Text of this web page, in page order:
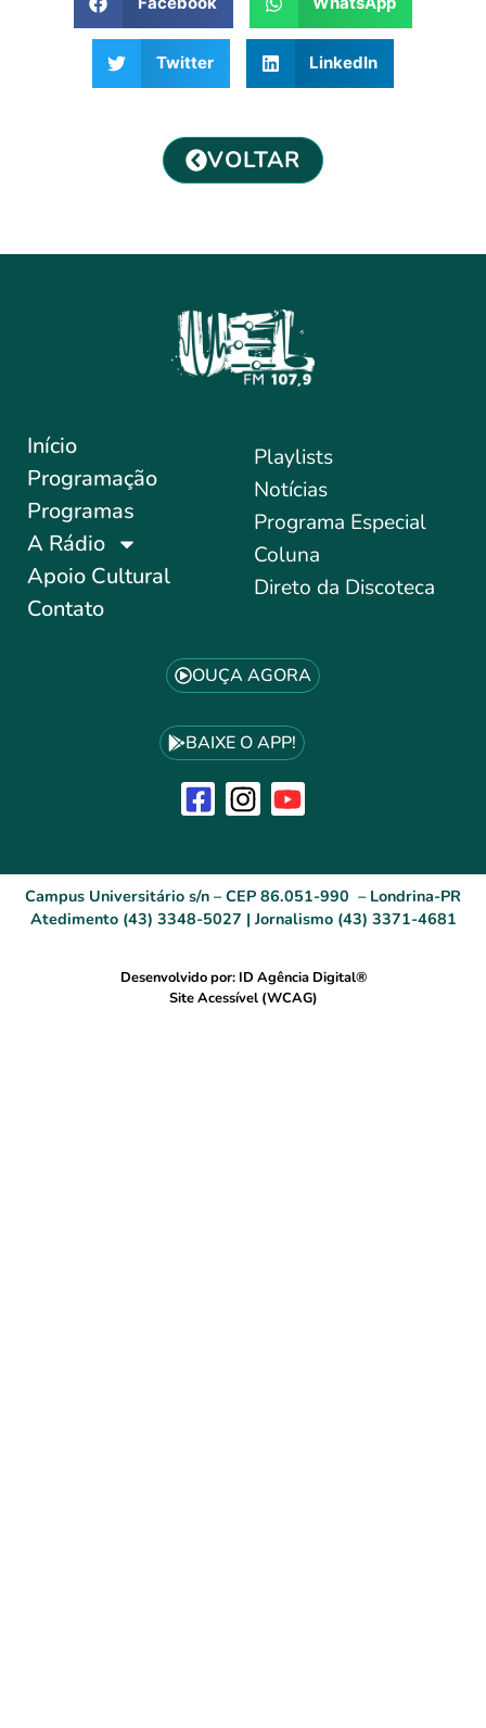
Twitter LinkedIn
VOLTAR
Início
Programação
Programas
A Rádio
Apoio Cultural
Contato
Playlists
Notícias
Programa Especial
Coluna
Direto da Discoteca
OUÇA AGORA
BAIXE O APP!
Campus Universitário s/n – CEP 86.051-990 – Londrina-PR
Atedimento (43) 3348-5027 | Jornalismo (43) 3371-4681
Desenvolvido por: ID Agência Digital®
Site Acessível (WCAG)